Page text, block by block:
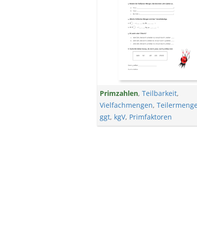
Primzahlen, Teilbarkeit,
Vielfachmengen,
ggt, kgV, Primfaktoren